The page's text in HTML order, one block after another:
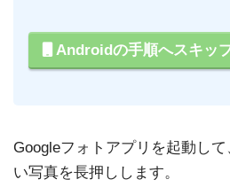
Androidの手順へスキッ
Googleフォトアプリを起動し
い写真を長押しします。